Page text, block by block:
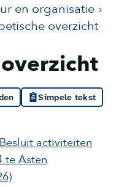
en organisatie
overzicht
Simpele tekst
activiteiten
te Asten